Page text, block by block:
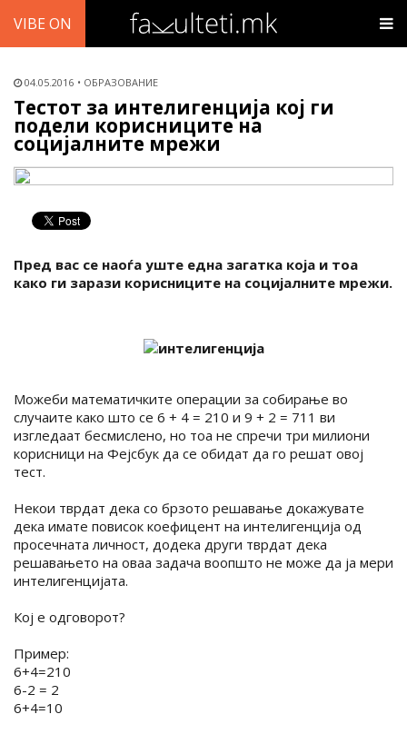
VIBE ON
04.05.2016 ОБРАЗОВАНИЕ
Тестот за интелигенција кој ги
подели корисниците на
социјалните мрежи
Пред вас се наоѓа уште една загатка која и тоа
како ги зарази корисниците на социјалните мрежи.
Можеби математичките операции за собирање во
случаите како што се 6 + 4 = 210 и 9 + 2 = 711 ви
изгледаат бесмислено, но тоа не спречи три милиони
корисници на Фејсбук да се обидат да го решат овој
тест.
Некои тврдат дека со брзото решавање докажувате
дека имате повисок коефицент на интелигенција од
просечната личност, додека други тврдат дека
решавањето на оваа задача воопшто не може да ја мери
интелигенцијата.
Кој е одговорот?
Пример:
6+4=210
6-2 = 2
6+4=10